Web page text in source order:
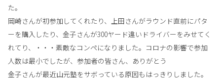
た。
岡崎さんが初参加してくれたり、上田さんがラウンド直前にパタ
ーを購入したり、金子さんが300ヤード違いドライバーをみせてく
れてり、・・・素敵なコンペになりました。コロナの影響で参加
人数は最小でしたが、参加者の皆さん、ありがとう
金子さんが最近山元塾をサボっている原因もはっきりしました。